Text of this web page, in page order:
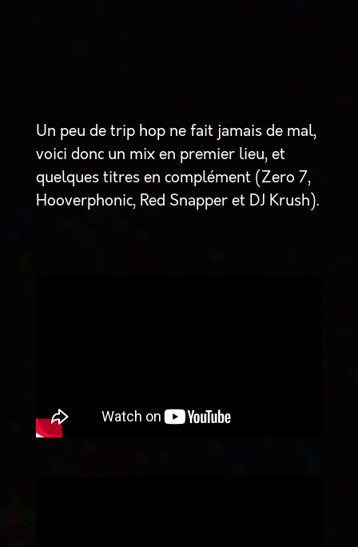
Un peu de trip hop ne fait jamais de mal,
voici donc un mix en premier lieu, et
quelques titres en complément (Zero 7,
Hooverphonic, Red Snapper et DJ Krush).